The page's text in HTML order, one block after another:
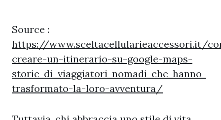
Source :
https://www.sceltacellularieaccessori.it/
creare-un-itinerario-su-google-maps-
storie-di-viaggiatori-nomadi-che-hanno-
trasformato-la-loro-avventura/